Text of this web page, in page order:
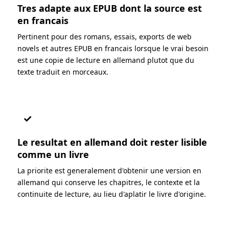
Tres adapte aux EPUB dont la source est
en francais
Pertinent pour des romans, essais, exports de web
novels et autres EPUB en francais lorsque le vrai besoin
est une copie de lecture en allemand plutot que du
texte traduit en morceaux.
✓
Le resultat en allemand doit rester lisible
comme un livre
La priorite est generalement d'obtenir une version en
allemand qui conserve les chapitres, le contexte et la
continuite de lecture, au lieu d'aplatir le livre d'origine.